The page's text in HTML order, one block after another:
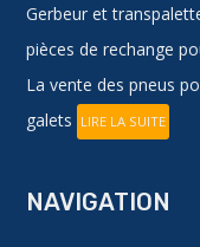
Gerbeur et
pièces de rechange
La vente des pneus
galets LIRE LA SUITE
NAVIGATION